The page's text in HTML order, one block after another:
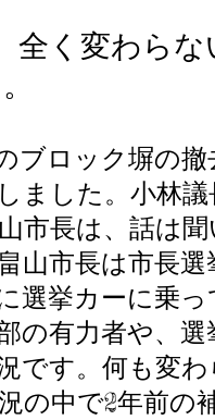
全く変わら
。
ブロック塀の
ました。小林
市長は、話は
山市長は市長
選挙カーに乗
の有力者や、
です。何も変
の中で2年前の